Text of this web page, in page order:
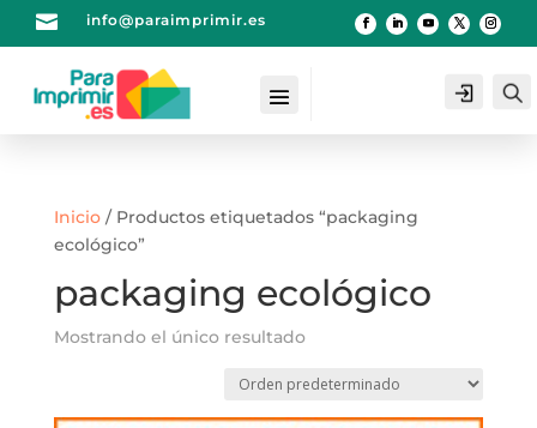
 info@paraimprimir.es
Login
Inicio/ Productos etiquetados “packaging
ecológico”
packaging ecológico
Mostrando el único resultado